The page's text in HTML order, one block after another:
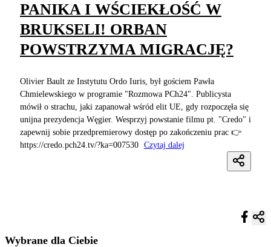
PANIKA I WŚCIEKŁOŚĆ W
BRUKSELI! ORBAN
POWSTRZYMA MIGRACJĘ?
Olivier Bault ze Instytutu Ordo Iuris, był gościem Pawła
Chmielewskiego w programie "Rozmowa PCh24". Publicysta
mówił o strachu, jaki zapanował wśród elit UE, gdy rozpoczęła się
unijna prezydencja Węgier. Wesprzyj powstanie filmu pt. "Credo" i
zapewnij sobie przedpremierowy dostęp po zakończeniu prac 👉
https://credo.pch24.tv/?ka=007530 Czytaj dalej
Wybrane dla Ciebie